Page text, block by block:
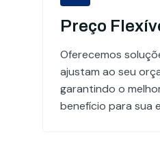
Preço
Oferecemos
ajustam ao seu
garantindo o
benefício para sua